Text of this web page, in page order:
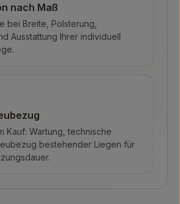
nach Maß
bei Breite, Polsterung,
Ausstattung Ihrer individuell
Kauf: Wartung, technische
bestehender Liegen für